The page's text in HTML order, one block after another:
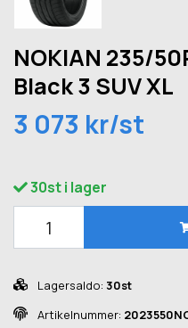
NOKIAN 235/
Black 3 SUV XL
3 073 kr/st
30st i lager
Lagersaldo: 30st
Artikelnummer: